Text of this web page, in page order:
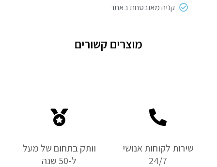
קניה מאובטחת באתר
מוצרים קשורים
שירות לקוחות אנושי
24/7
וותק בתחום של מעל
ל-50 שנה